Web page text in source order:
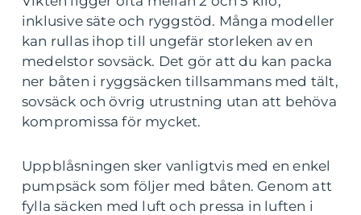
inklusive säte och ryggstöd. Många modeller
kan rullas ihop till ungefär storleken av en
medelstor sovsäck. Det gör att du kan packa
ner båten i ryggsäcken tillsammans med tält,
sovsäck och övrig utrustning utan att behöva
kompromissa för mycket.
Uppblåsningen sker vanligtvis med en enkel
pumpsäck som följer med båten. Genom att
fylla säcken med luft och pressa in luften i